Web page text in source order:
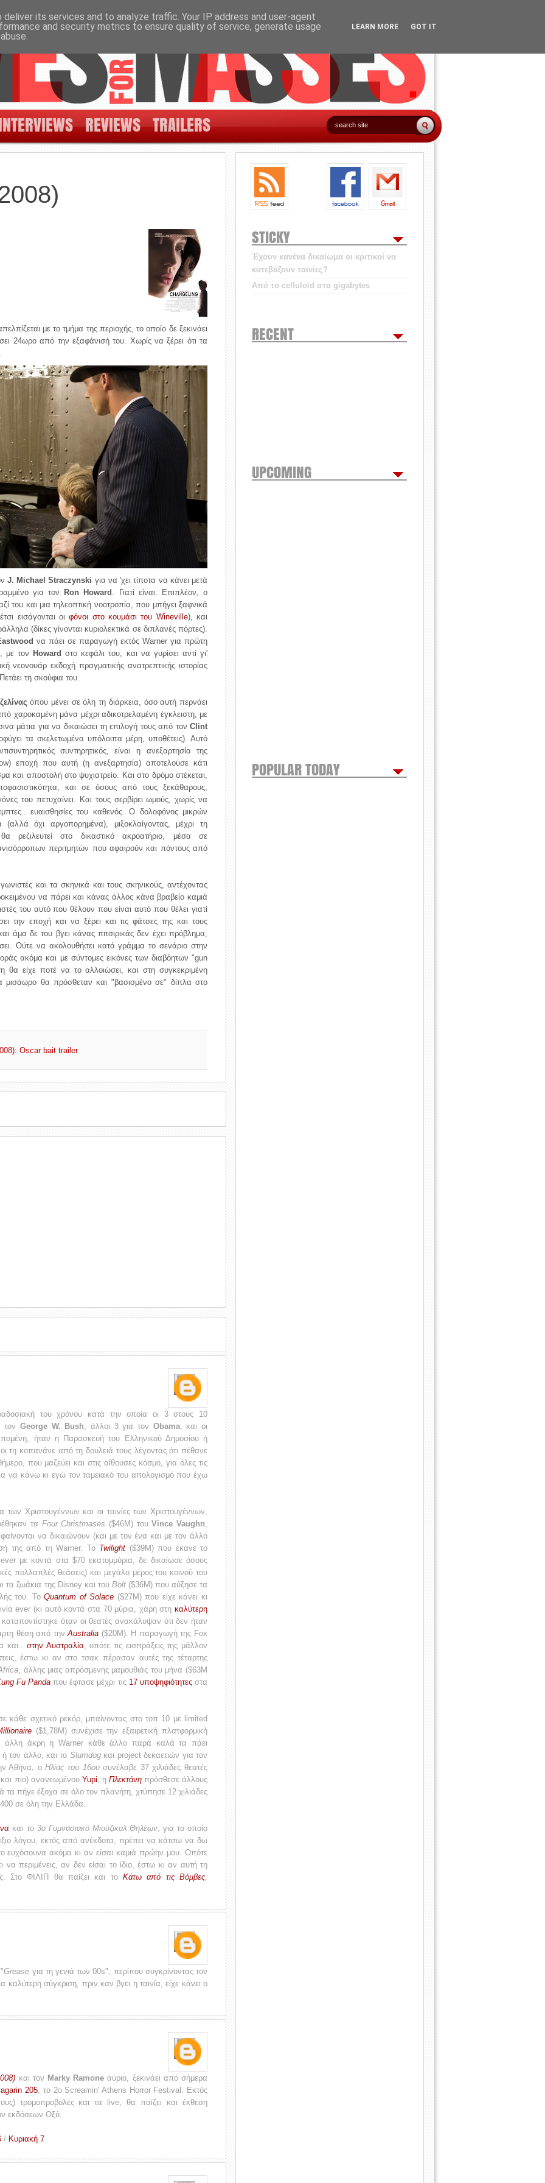
REVIEWS TRAILERS
με το τμήμα της περιοχής, το οποίο δε ξεκινάει
24ωρο από την εξαφάνισή του. Χωρίς να ξέρει ότι τα
J. Michael Straczynski για να 'χει τίποτα να κάνει μετά
για τον Ron Howard . Γιατί είναι. Επιπλέον, ο
του και μια τηλεοπτική νοοτροπία, που μπήγει ξαφνικά
εισάγονται οιφόνοι στο κουμάσι του Wineville), και
(δίκες γίνονται κυριολεκτικά σε διπλανές πόρτες).
να πάει σε παραγωγή εκτός Warner για πρώτη
με τον Howard στο κεφάλι του, και να γυρίσει αντί γι'
νεονουάρ εκδοχή πραγματικής ανατρεπτικής ιστορίας
τη σκούφια του.
όπου μένει σε όλη τη διάρκεια, όσο αυτή περνάει
χαροκαμένη μάνα μέχρι αδικοτρελαμένη έγκλειστη, με
μάτια για να δικαιώσει τη επιλογή τους από τον Clint
τα σκελετωμένα υπόλοιπα μέρη, υποθέτεις). Αυτό
συντηρητικός, είναι η ανεξαρτησία της
εποχή που αυτή (η ανεξαρτησία) αποτελούσε κάτι
αποστολή στο ψυχιατρείο. Και στο δρόμο στέκεται,
και σε όσους από τους ξεκάθαρους,
του πετυχαίνει. Και τους σερβίρει ωμούς, χωρίς να
ευαισθησίες του καθενός. Ο δολοφόνος μικρών
όχι αργοπορημένα), μιξοκλαίγοντας, μέχρι τη
ρεζιλευτεί στο δικαστικό ακροατήριο, μέσα σε
περιτμητών που αφαιρούν και πόντους από
και τα σκηνικά και τους σκηνικούς, αντέχοντας
να πάρει και κάνας άλλος κάνα βραβείο καμιά
του αυτό που θέλουν που είναι αυτό που θέλει γιατί
την εποχή και να ξέρει και τις φάτσες της και τους
άμα δε του βγει κάνας πιτσιρικάς δεν έχει πρόβλημα,
Ούτε να ακολουθήσει κατά γράμμα το σενάριο στην
ακόμα και με σύντομες εικόνες των διαβόητων "gun
θα είχε ποτέ να το αλλοιώσει, και στη συγκεκριμένη
θα πρόσθεταν και "βασισμένο σε" δίπλα στο
Oscar bait trailer
του χρόνου κατά την οποία οι 3 στους 10
τον George W. Bush, άλλοι 3 για τον Obama, και οι
ήταν η Παρασκευή του Ελληνικού Δημοσίου ή
τη κοπανάνε από τη δουλειά τους λέγοντας ότι πέθανε
που μαζεύει και στις αίθουσες κόσμο, για όλες τις
να κάνω κι εγώ τον ταμειακό του απολογισμό που έχω
των Χριστουγέννων και οι ταινίες των Χριστουγέννων,
τα Four Christmases ($46Μ) τουVince Vaughn,
να δικαιώνουν (και με τον ένα και με τον άλλο
της από τη Warner. Το Twilight ($39M) που έκανε το
ever με κοντά στα $70 εκατομμύρια, δε δικαίωσε όσους
πολλαπλές θεάσεις) και μεγάλο μέρος του κοινού του
τα ζωάκια της Disney και του Bolt($36Μ) που αύξησε τα
του. ΤοQuantum of Solace ($27Μ) που είχε κάνει κι
ever (κι αυτό κοντά στα 70 μύρια, χάρη στη καλύτερη
όταν οι θεατές ανακάλυψαν ότι δεν ήταν
θέση από τηνAustralia ($20Μ). Η παραγωγή της Fox
και.. στην Αυστραλία, οπότε τις εισπράξεις της μάλλον
πεις, έστω κι αν στο τσακ πέρασαν αυτές της τέταρτης
, άλλης μιας απρόσμενης μαμουθιάς του μήνα ($63Μ
Fu Panda που έφτασε μέχρι τις 17 υποψηφιότητεςστα
κάθε σχετικό ρεκόρ, μπαίνοντας στο τοπ 10 με limited
($1,78Μ) συνέχισε την εξαιρετική πλατφορμική
άλλη άκρη η Warner κάθε άλλο παρά καλά τα πάει
ή τον άλλο, και το Slumdogκαι project δεκαετιών για τον
Αθήνα, οΗλίας του 16ουσυνέλαβε 37 χιλιάδες θεατές
πιο) ανανεωμένου Yupi, η Πλεκτάνηπρόσθεσε άλλους
τα πήγε έξοχα σε όλο τον πλανήτη, χτύπησε 12 χιλιάδες
400 σε όλη την Ελλάδα.
και το 3ο Γυμνασιακό Μιούζικαλ Θηλέων, για το οποίο
λόγου, εκτός από ανέκδοτα, πρέπει να κάτσω να δω
ευχόσουνα ακόμα κι αν είσαι καμιά πρώην μου. Οπότε
περιμένεις, αν δεν είσαι το ίδιο, έστω κι αν αυτή τη
Στο ΦΙΛΙΠ θα παίζει και το Κάτω από τις Βόμβες,
"Grease για τη γενιά των 00s", περίπου συγκρίνοντας τον
καλύτερη σύγκριση, πριν καν βγει η ταινία, είχε κάνει ο
και τον Marky Ramone αύριο, ξεκινάει από σήμερα
205, το 2ο Screamin' Athens Horror Festival. Εκτός
τρομοπροβολές και τα live, θα παίζει και έκθεση
εκδόσεων Οξύ.
/ Κυριακή 7
STICKY
Έχουν κανένα δικαίωμα οι κριτικοί να
κατεβάζουν ταινίες?
Από το celluloid στα gigabytes
RECENT
UPCOMING
POPULAR TODAY
its services and to analyze traffic. Your IP address and user-agent
and security metrics to ensure quality of service, generate usage
LEARN MORE GOT IT